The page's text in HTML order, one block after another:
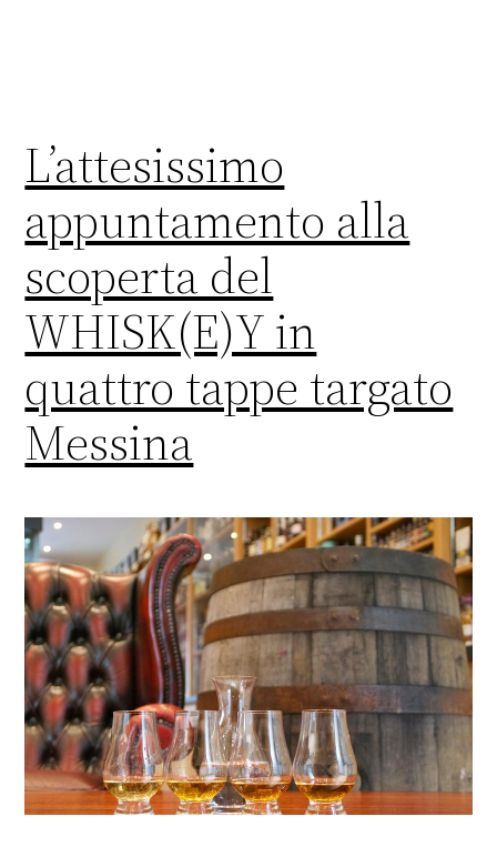
L’attesissimo
appuntamento alla
scoperta del
WHISK(E)Y in
quattro tappe targato
Messina